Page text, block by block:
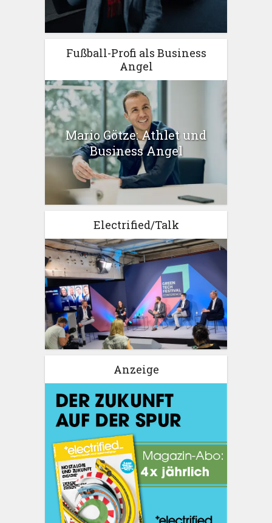
Fußball-Profi als Business
Angel
Mario Götze: Athlet und
Business Angel
Electrified/Talk
Anzeige